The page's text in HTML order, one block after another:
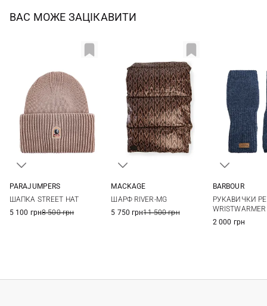
ВАС МОЖЕ ЗАЦІКАВИТИ
PARAJUMPERS
ШАПКА STREET HAT
5 100 грн8 500 грн
MACKAGE
ШАРФ RIVER-MG
5 750 грн11 500 грн
BARBOUR
РУКАВИЧКИ
WRISTWARMER
2 000 грн